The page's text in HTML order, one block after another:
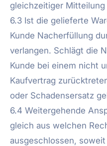
gleichzeitiger
6.3 Ist die gelieferte
Kunde Nacherfüllung
verlangen. Schlägt die
Kunde bei einem nicht
Kaufvertrag
oder Schadensersatz
6.4 Weitergehende
gleich aus welchen
ausgeschlossen,